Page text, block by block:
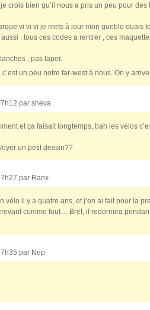
crois bien qu’il nous a pris un peu pour
vi vi vi je mets à jour mon gueblo ouais
, tous ces codes a rentrer , ces
, pas taper.
un peu notre far-west à nous. On y
par sheva
et ça faisait longtemps, bah les velos
un petit dessin??
par Ranx
vélo il y a quatre ans, et j’en ai fait pour la
comme tout… Bref, il redormira
par Nep